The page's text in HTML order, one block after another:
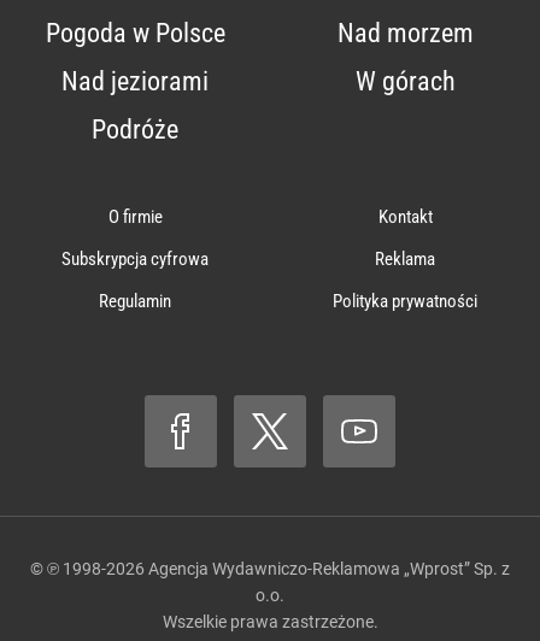
Pogoda w Polsce
Nad morzem
Nad jeziorami
W górach
Podróże
O firmie
Kontakt
Subskrypcja cyfrowa
Reklama
Regulamin
Polityka prywatności
© ℗ 1998-2026 Agencja Wydawniczo-Reklamowa „Wprost” Sp. z
o.o.
Wszelkie prawa zastrzeżone.